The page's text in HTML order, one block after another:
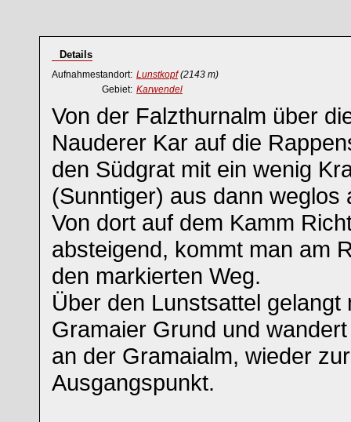
Details
Aufnahmestandort: Lunstkopf (2143 m)
Gebiet: Karwendel
Von der Falzthurnalm über
Nauderer Kar auf die
den Südgrat mit ein wenig
(Sunntiger) aus dann weglos
Von dort auf dem Kamm
absteigend, kommt man am
den markierten Weg.
Über den Lunstsattel gelangt
Gramaier Grund und
an der Gramaialm, wieder
Ausgangspunkt.